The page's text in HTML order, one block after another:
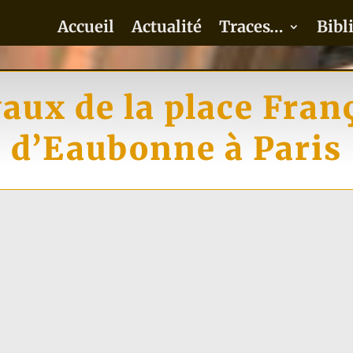
Accueil Actualité Traces…
de la place
d’Eaubonne à Paris